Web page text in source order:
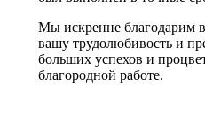
Мы искренне благодарим
вашу трудолюбивость и
больших успехов и
благородной работе.